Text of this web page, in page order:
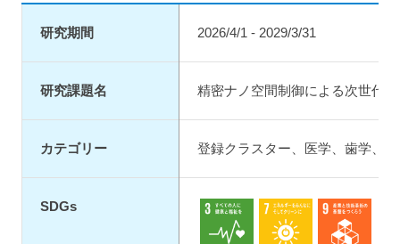
研究期間 2026/4/1 - 2029/3/31
研究課題名 精密ナノ空間制御による次世代
カテゴリー 登録クラスター 医学 歯学
SDGs 3.保健 7.エネルギー9.イノベーシ